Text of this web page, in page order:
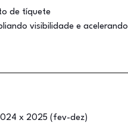
de tíquete
visibilidade e acelerando
x 2025 (fev-dez)